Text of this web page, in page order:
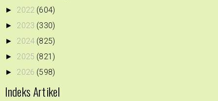
► 2022 (604)
► 2023 (330)
► 2024 (825)
► 2025 (821)
► 2026 (598)
Indeks Artikel